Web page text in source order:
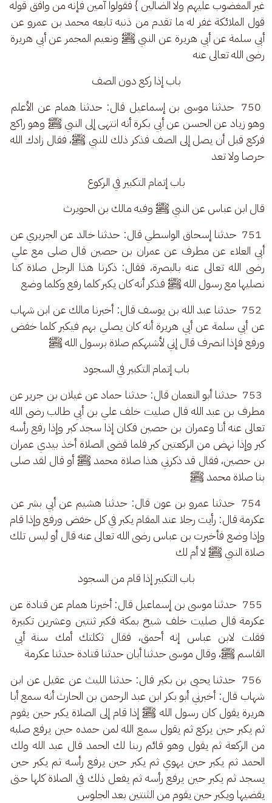
غير المغضوب عليهم ولا الضالين } فقولوا آمين فإنه من وافق قوله
قول الملائكة غفر له ما تقدم من ذنبه تابعه محمد بن عمرو عن
أبي سلمة عن أبي هريرة عن النبي ﷺ ونعيم المجمر عن أبي هريرة
رضى الله تعالى عنه
باب إذا ركع دون الصف
750  حدثنا موسى بن إسماعيل قال: حدثنا همام عن الأعلم
وهو زياد عن الحسن عن أبي بكرة أنه انتهى إلى النبي ﷺ وهو راكع
فركع قبل أن يصل إلى الصف فذكر ذلك للنبي ﷺ، فقال زادك الله
حرصا ولا تعد
باب إتمام التكبير في الركوع
قال ابن عباس عن النبي ﷺ وفيه مالك بن الحويرث
751  حدثنا إسحاق الواسطي قال: حدثنا خالد عن الجريري عن
أبي العلاء عن مطرف عن عمران بن حصين قال صلى مع علي
رضى الله تعالى عنه بالبصرة، فقال: ذكرنا هذا الرجل صلاة كنا
نصليها مع رسول الله ﷺ فذكر أنه كان يكبر كلما رفع وكلما وضع
752  حدثنا عبد الله بن يوسف قال: أخبرنا مالك عن ابن شهاب
عن أبي سلمة عن أبي هريرة أنه كان يصلي بهم فيكبر كلما خفض
ورفع فإذا انصرف قال إني لأشبهكم صلاة برسول الله ﷺ
باب إتمام التكبير في السجود
753  حدثنا أبو النعمان قال: حدثنا حماد عن غيلان بن جرير عن
مطرف بن عبد الله قال صليت خلف علي بن أبي طالب رضى الله
تعالى عنه أنا وعمران بن حصين فكان إذا سجد كبر وإذا رفع رأسه
كبر وإذا نهض من الركعتين كبر فلما قضى الصلاة أخذ بيدي عمران
بن حصين، فقال قد ذكرني هذا صلاة محمد ﷺ أو قال لقد صلى
بنا صلاة محمد ﷺ
754  حدثنا عمرو بن عون قال: حدثنا هشيم عن أبي بشر عن
عكرمة قال: رأيت رجلا عند المقام يكبر في كل خفض ورفع وإذا قام
وإذا وضع فأخبرت بن عباس رضى الله تعالى عنه قال أو ليس تلك
صلاة النبي ﷺ لا أم لك
باب التكبير إذا قام من السجود
755  حدثنا موسى بن إسماعيل قال: أخبرنا همام عن قتادة عن
عكرمة قال صليت خلف شيخ بمكة فكبر ثنتين وعشرين تكبيرة
فقلت لابن عباس إنه أحمق، فقال ثكلتك أمك سنة أبي
القاسم ﷺ، وقال موسى حدثنا أبان حدثنا قتادة حدثنا عكرمة
756  حدثنا يحيى بن بكير قال: حدثنا الليث عن عقيل عن ابن
شهاب قال: أخبرني أبو بكر ابن عبد الرحمن بن الحارث أنه سمع أبا
هريرة يقول كان رسول الله ﷺ إذا قام إلى الصلاة يكبر حين يقوم
ثم يكبر حين يركع ثم يقول سمع الله لمن حمده حين يرفع صلبه
من الركعة ثم يقول وهو قائم ربنا لك الحمد قال عبد الله ولك
الحمد ثم يكبر حين يهوي ثم يكبر حين يرفع رأسه ثم يكبر حين
يسجد ثم يكبر حين يرفع رأسه ثم يفعل ذلك في الصلاة كلها حتى
يقضيها ويكبر حين يقوم من الثنتين بعد الجلوس